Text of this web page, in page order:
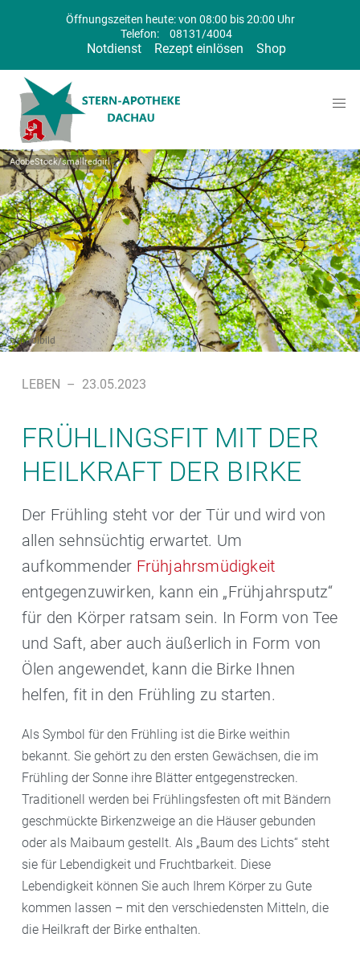
Öffnungszeiten heute: von 08:00 bis 20:00 Uhr
Telefon:
08131/4004
Notdienst Rezept einlösen Shop
AdobeStock/smallredgirl
Symbolbild
LEBEN – 23.05.2023
FRÜHLINGSFIT MIT DER
HEILKRAFT DER BIRKE
Der Frühling steht vor der Tür und wird von
allen sehnsüchtig erwartet. Um
aufkommender Frühjahrsmüdigkeit
entgegenzuwirken, kann ein „Frühjahrsputz“
für den Körper ratsam sein. In Form von Tee
und Saft, aber auch äußerlich in Form von
Ölen angewendet, kann die Birke Ihnen
helfen, fit in den Frühling zu starten.
Als Symbol für den Frühling ist die Birke weithin
bekannt. Sie gehört zu den ersten Gewächsen, die im
Frühling der Sonne ihre Blätter entgegenstrecken.
Traditionell werden bei Frühlingsfesten oft mit Bändern
geschmückte Birkenzweige an die Häuser gebunden
oder als Maibaum gestellt. Als „Baum des Lichts“ steht
sie für Lebendigkeit und Fruchtbarkeit. Diese
Lebendigkeit können Sie auch Ihrem Körper zu Gute
kommen lassen – mit den verschiedensten Mitteln, die
die Heilkraft der Birke enthalten.